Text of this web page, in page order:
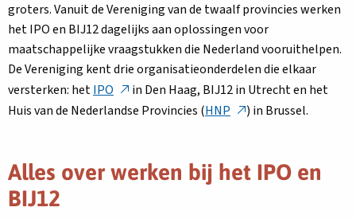
groters. Vanuit de Vereniging van de twaalf provincies werken
het IPO en BIJ12 dagelijks aan oplossingen voor
maatschappelijke vraagstukken die Nederland vooruithelpen.
De Vereniging kent drie organisatieonderdelen die elkaar
versterken: hetIPO Deze
link
een
in Den Haag, BIJ12 in Utrecht en het
Huis van de Nederlandse Provincies (HNP Deze
in
) in Brussel.
Alles over werken bij het IPO en
BIJ12